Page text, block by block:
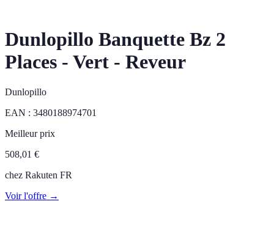
Dunlopillo Banquette Bz 2
Places - Vert - Reveur
Dunlopillo
EAN : 3480188974701
Meilleur prix
508,01 €
chez Rakuten FR
Voir l'offre →